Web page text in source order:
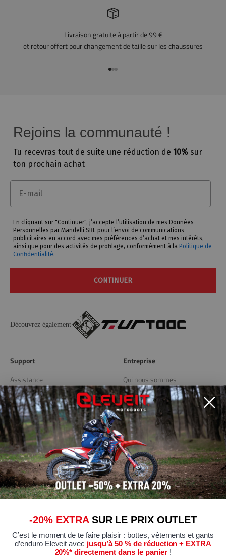
Livraison gratuite à partir de 99 €
et retour offert pour changement de taille sur les chaussures
Aller à l'article 1
Aller à l'article 2
Aller à l'article 3
Rejoins la communauté !
Tu recevras tout de suite une réduction de 10% sur
ton prochain achat
Email
En cliquant sur "Continuer", j’accepte l’utilisation de mes Données
Personnelles par Mandelli SRL pour l’envoi de communications
publicitaires en accord avec mes préférences d’achat et mes intérêts,
ainsi que pour des activités de profilage, conformément à la Politique de
Confidentialité.
CONTINUER
Découvrez également
Support
Assistance
Livraison et retours
Entreprise
Qui nous sommes
Blog
Store Locator
Liens utiles
Politique de confidentialité
Politique de cookies
Modifier les préférences de
Certifications de conformité
-20% EXTRASUR LE PRIX OUTLET
C’est le moment de te faire plaisir : bottes, vêtements et gants
d’enduro Eleveit avec jusqu’à 50 % de réduction + EXTRA
20%* directement dans le panier!